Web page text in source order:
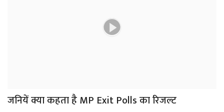
जनियें क्या कहता है MP Exit Polls का रिजल्ट